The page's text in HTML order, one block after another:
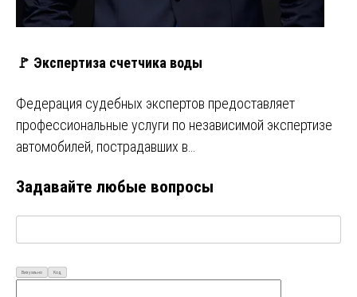
🚩 Экспертиза счетчика воды
Федерация судебных экспертов предоставляет
профессиональные услуги по независимой экспертизе
автомобилей, пострадавших в…
Задавайте любые вопросы
Визуально Код